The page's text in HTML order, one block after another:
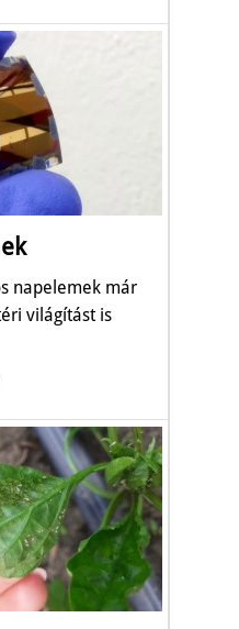
napelemek már
világítást is